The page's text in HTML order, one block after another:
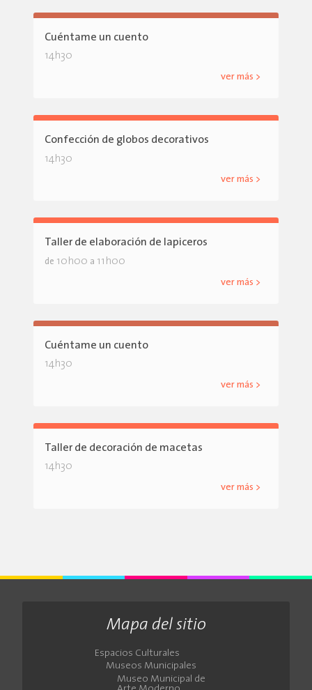
Cuéntame un cuento
14h30
ver más >
Confección de globos decorativos
14h30
ver más >
Taller de elaboración de lapiceros
de 10h00 a 11h00
ver más >
Cuéntame un cuento
14h30
ver más >
Taller de decoración de macetas
14h30
ver más >
Mapa del sitio
Espacios Culturales
Museos Municipales
Museo Municipal de